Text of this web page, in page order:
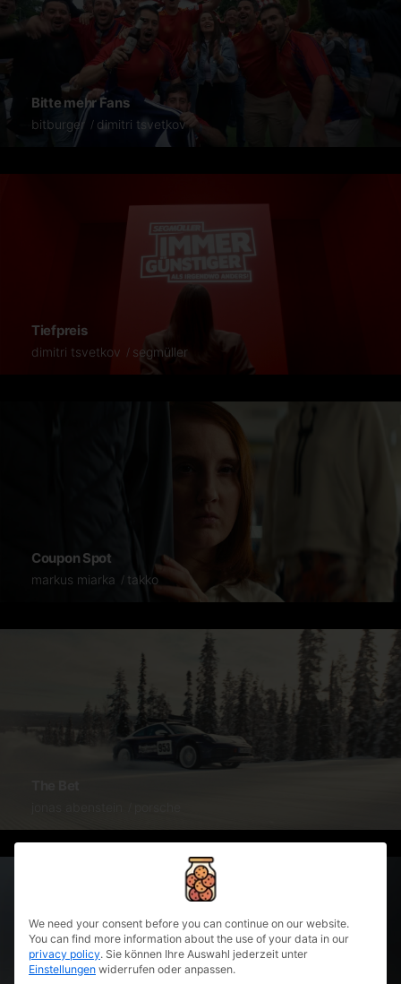
Bitte mehr Fans
bitburger dimitri tsvetkov
Tiefpreis
dimitri tsvetkov segmüller
Coupon Spot
markus miarka takko
privacy policy
We need your consent before you can continue on our website.
You can find more information about the use of your data in our
privacy policy. Sie können Ihre Auswahl jederzeit unter
Einstellungen widerrufen oder anpassen.